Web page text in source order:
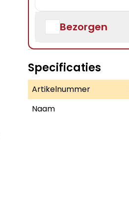
Bezorgen
Specificaties
Artikelnummer
Naam